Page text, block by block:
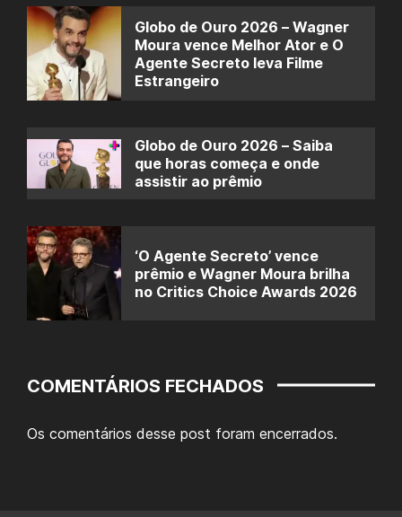
Globo de Ouro 2026 – Wagner
Moura vence Melhor Ator e O
Agente Secreto leva Filme
Estrangeiro
Globo de Ouro 2026 – Saiba
que horas começa e onde
assistir ao prêmio
‘O Agente Secreto’ vence
prêmio e Wagner Moura brilha
no Critics Choice Awards 2026
COMENTÁRIOS FECHADOS
Os comentários desse post foram encerrados.